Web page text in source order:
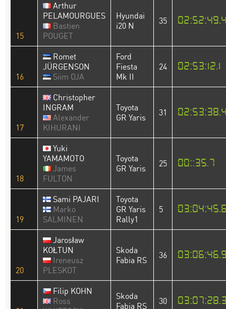
15
Arthur
PELAMOURGUES
Bastien
POUGET
Hyundai
i20 N
35
16
Romet
JÜRGENSON
Siim OJA
Ford
Fiesta
Mk II
24 02:53:12.1
17
Christopher
INGRAM
Alexander
KIHURANI
Toyota
GR Yaris
31
18
Yuki
YAMAMOTO
James
FULTON
Toyota
GR Yaris
25 00::35.7
19
Sami PAJARI
Marko
SALMINEN
Toyota
GR Yaris
Rally1
5
20
Jarosław
KOŁTUN
Ireneusz
PLESKOT
Skoda
Fabia RS
36
Filip KOHN
Ross
Skoda
Fabia RS
30